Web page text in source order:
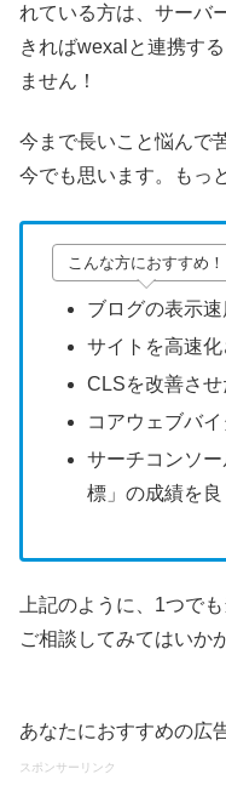
れている方は、サーバ
きればwexalと連携す
ません！
今まで長いこと悩んで
今でも思います。もっ
こんな方におすすめ！
ブログの表示
サイトを高速
CLSを改善させ
コアウェブバ
サーチコンソ
標」の成績を
上記のように、1つで
ご相談してみてはいか
あなたにおすすめの広
スポンサーリンク